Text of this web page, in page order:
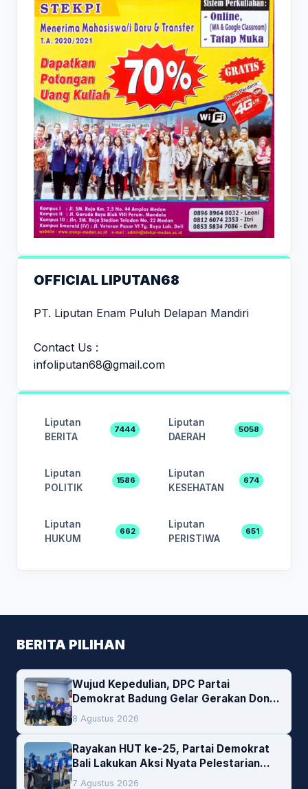
OFFICIAL LIPUTAN68
PT. Liputan Enam Puluh Delapan Mandiri
Contact Us :
infoliputan68@gmail.com
Liputan
BERITA
7444
Liputan
DAERAH
5058
Liputan
POLITIK
1586
Liputan
KESEHATAN
674
Liputan
HUKUM
662
Liputan
PERISTIWA
651
BERITA PILIHAN
Wujud Kepedulian, DPC Partai
Demokrat Badung Gelar Gerakan Donor
Darah
8 Agustus 2026
Rayakan HUT ke-25, Partai Demokrat
Bali Lakukan Aksi Nyata Pelestarian
Lingkungan
7 Agustus 2026